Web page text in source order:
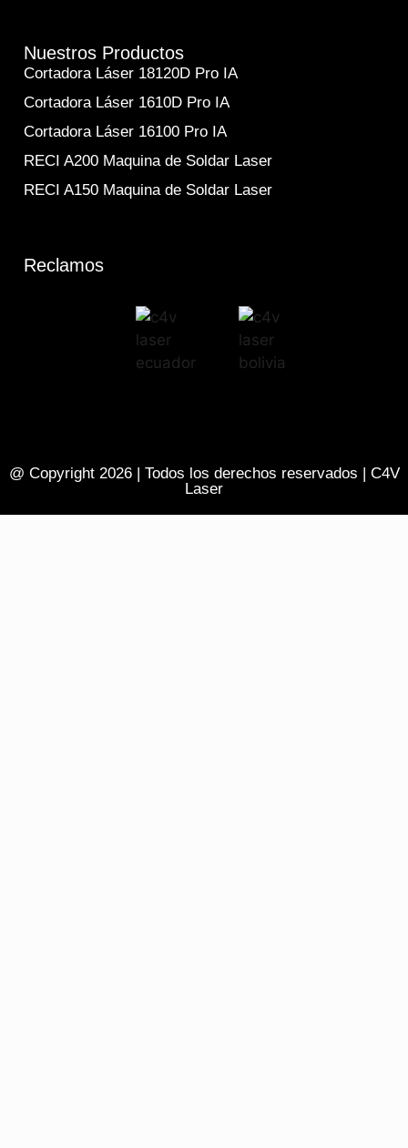
Nuestros Productos
Cortadora Láser 18120D Pro IA
Cortadora Láser 1610D Pro IA
Cortadora Láser 16100 Pro IA
RECI A200 Maquina de Soldar Laser
RECI A150 Maquina de Soldar Laser
Reclamos
@ Copyright 2026 | Todos los derechos reservados | C4V
Laser